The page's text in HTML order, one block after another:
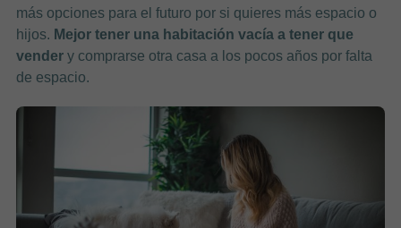
más opciones para el futuro por si quieres más espacio o
hijos. Mejor tener una habitación vacía a tener que
vendery comprarse otra casa a los pocos años por falta
de espacio.